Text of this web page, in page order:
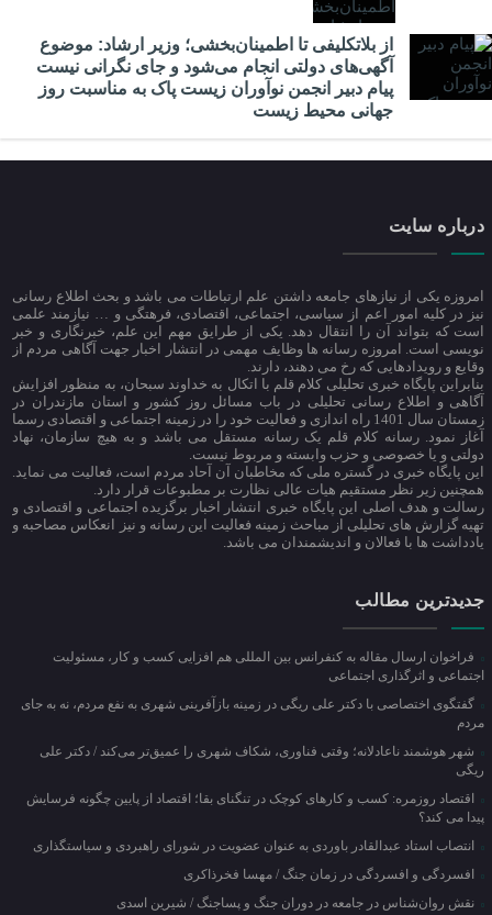
از بلاتکلیفی تا اطمینان‌بخشی؛ وزیر ارشاد: موضوع
آگهی‌های دولتی انجام می‌شود و جای نگرانی نیست
پیام دبیر انجمن نوآوران زیست پاک به مناسبت روز
جهانی محیط زیست
درباره سایت
امروزه یکی از نیازهای جامعه داشتن علم ارتباطات می باشد و بحث اطلاع رسانی
نیز در کلیه امور اعم از سیاسی، اجتماعی، اقتصادی، فرهتگی و … نیازمند علمی
است که بتواند آن را انتقال دهد. یکی از طرایق مهم این علم، خبرنگاری و خبر
نویسی است. امروزه رسانه ها وظایف مهمی در انتشار اخبار جهت آگاهی مردم از
وقایع و رویدادهایی که رخ می دهند، دارند.
بنابراین پایگاه خبری تحلیلی کلام قلم با اتکال به خداوند سبحان، به منظور افزایش
آگاهی و اطلاع رسانی تحلیلی در باب مسائل روز کشور و استان مازندران در
زمستان سال 1401 راه اندازی و فعالیت خود را در زمینه اجتماعی و اقتصادی رسما
آغاز نمود. رسانه کلام قلم یک رسانه مستقل می باشد و به هیچ سازمان، نهاد
دولتی و یا خصوصی و حزب وابسته و مربوط نیست.
این پایگاه خبری در گستره ملی که مخاطبان آن آحاد مردم است، فعالیت می نماید.
همچنین زیر نظر مستقیم هیات عالی نظارت بر مطبوعات قرار دارد.
رسالت و هدف اصلی این پایگاه خبری انتشار اخبار برگزیده اجتماعی و اقتصادی و
تهیه گزارش های تحلیلی از مباحث زمینه فعالیت این رسانه و نیز انعکاس مصاحبه و
یادداشت ها با فعالان و اندیشمندان می باشد.
جدیدترین مطالب
فراخوان ارسال مقاله به کنفرانس بین المللی هم افزایی کسب و کار، مسئولیت
اجتماعی و اثرگذاری اجتماعی
گفتگوی اختصاصی با دکتر علی ریگی در زمینه بازآفرینی شهری به نفع مردم، نه به جای
مردم
شهر هوشمند ناعادلانه؛ وقتی فناوری، شکاف شهری را عمیق‌تر می‌کند / دکتر علی
ریگی
اقتصاد روزمره: کسب‌ و کارهای کوچک در تنگنای بقا؛ اقتصاد از پایین چگونه فرسایش
پیدا می کند؟
انتصاب استاد عبدالقادر باوردی به عنوان عضویت در شورای راهبردی و سیاستگذاری
افسردگی و افسردگی در زمان جنگ / مهسا فخرذاکری
نقش روان‌شناس در جامعه در دوران جنگ و پساجنگ / شیرین اسدی